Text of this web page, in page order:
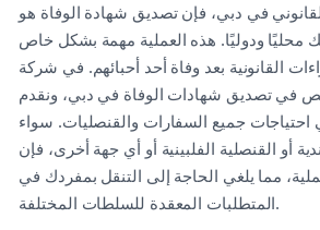
في دبي، فإن تصديق شهادة الوفاة هو
ودوليًا. هذه العملية مهمة بشكل خاص
القانونية بعد وفاة أحد أحبائهم. في شركة
في تصديق شهادات الوفاة في دبي، ونقدم
جميع السفارات والقنصليات. سواء
أو القنصلية الفلبينية أو أي جهة أخرى، فإن
مما يلغي الحاجة إلى التنقل بمفردك في
المتطلبات المعقدة للسلطات المختلفة.